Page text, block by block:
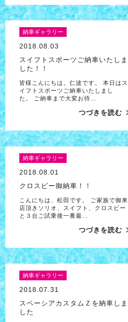
納車ギャラリー
2018.08.03
スイフトスポーツご納車いたしま
した！！
皆様こんにちは。仁波です。 本日はス
イフトスポーツご納車いたしまし
た。 ご納車まで大変お待…
つづきを読む
納車ギャラリー
2018.08.01
クロスビー御納車！！
こんにちは、松田です。 ご家族で御来
店頂きソリオ、スイフト、クロスビー
と３台ご試乗後一番最…
つづきを読む
納車ギャラリー
2018.07.31
スペーシアカスタムＺを納車しま
した